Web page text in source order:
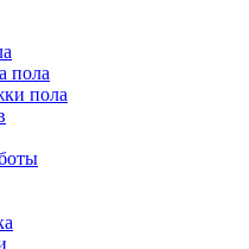
пола
пола